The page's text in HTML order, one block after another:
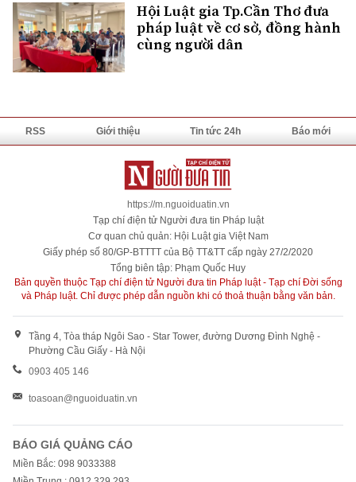
Hội Luật gia Tp.Cần Thơ đưa
pháp luật về cơ sở, đồng hành
cùng người dân
RSS Giới thiệu Tin tức 24h Báo mới
https://m.nguoiduatin.vn
Tạp chí điện tử Người đưa tin Pháp luật
Cơ quan chủ quản: Hội Luật gia Việt Nam
Giấy phép số 80/GP-BTTTT của Bộ TT&TT cấp ngày 27/2/2020
Tổng biên tập: Phạm Quốc Huy
Bản quyền thuộc Tạp chí điện tử Người đưa tin Pháp luật - Tạp chí Đời sống
và Pháp luật. Chỉ được phép dẫn nguồn khi có thoả thuận bằng văn bản.
Tầng 4, Tòa tháp Ngôi Sao - Star Tower, đường Dương Đình Nghệ -
Phường Cầu Giấy - Hà Nội
0903 405 146
toasoan@nguoiduatin.vn
BÁO GIÁ QUẢNG CÁO
Miền Bắc: 098 9033388